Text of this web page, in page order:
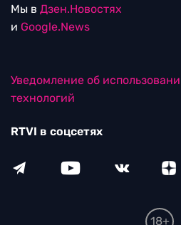
Мы в Дзен.Новостях
и Google.News
Уведомление об
технологий
RTVI в соцсетях
18+